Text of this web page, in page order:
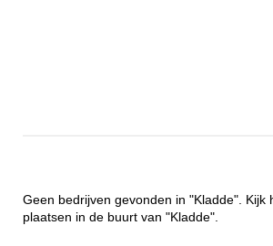
Geen bedrijven gevonden in "Kladde". Kijk
plaatsen in de buurt van "Kladde".